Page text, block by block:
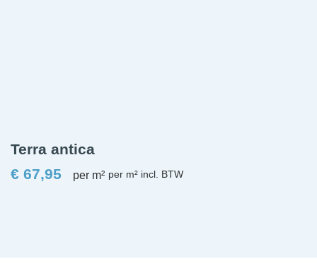
Terra antica
€ 67,95 per m²